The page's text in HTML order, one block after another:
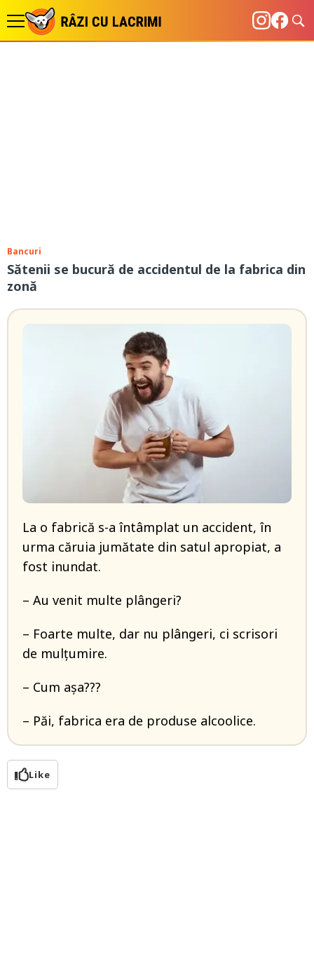
Bancuri
Sătenii se bucură de accidentul de la fabrica din
zonă
La o fabrică s-a întâmplat un accident, în
urma căruia jumătate din satul apropiat, a
fost inundat.
– Au venit multe plângeri?
– Foarte multe, dar nu plângeri, ci scrisori
de mulțumire.
– Cum așa???
– Păi, fabrica era de produse alcoolice.
Like